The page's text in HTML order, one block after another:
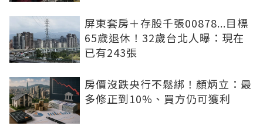
屏東套房＋存股千張00878...目標
65歲退休！32歲台北人曝：現在
已有243張
房價沒跌央行不鬆綁！顏炳立：最
多修正到10%、買方仍可獲利